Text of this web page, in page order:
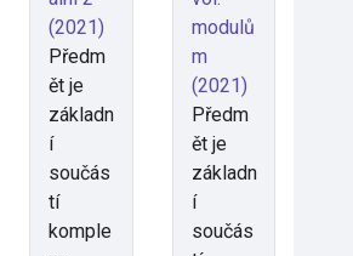
(2021)
Předm
ět je
základn
í
součás
tí
komple
modulů
m
(2021)
Předm
ět je
základn
í
součás